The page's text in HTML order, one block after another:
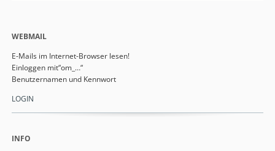
WEBMAIL
E-Mails im Internet-Browser lesen!
Einloggen mit“om_…“
Benutzernamen und Kennwort
LOGIN
INFO